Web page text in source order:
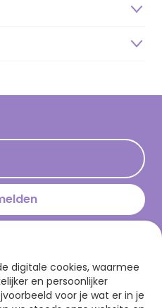
digitale cookies, waarmee
en persoonlijker
voor je wat er in je